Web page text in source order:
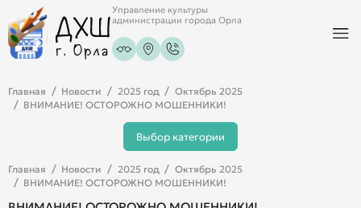
Управление культуры
администрации города Орла
Главная Новости 2025 год
Октябрь 2025
ВНИМАНИЕ! ОСТОРОЖНО МОШЕННИКИ!
Выбор категории
Главная Новости 2025 год
Октябрь 2025
ВНИМАНИЕ! ОСТОРОЖНО МОШЕННИКИ!